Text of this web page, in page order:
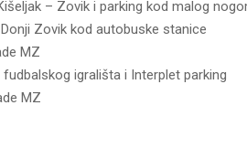
– Zovik i parking kod malog
Zovik kod autobuske stanice
MZ
fudbalskog igrališta i Interplet parking
MZ